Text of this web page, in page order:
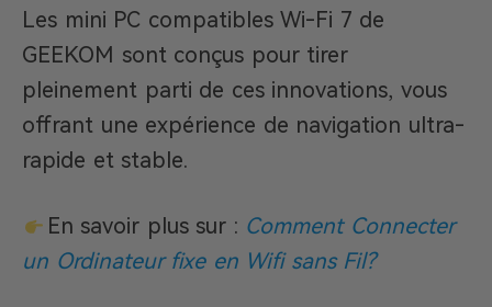
Les mini PC compatibles Wi-Fi 7 de
GEEKOM sont conçus pour tirer
pleinement parti de ces innovations, vous
offrant une expérience de navigation ultra-
rapide et stable.
En savoir plus sur : Comment Connecter
un Ordinateur fixe en Wifi sans Fil?